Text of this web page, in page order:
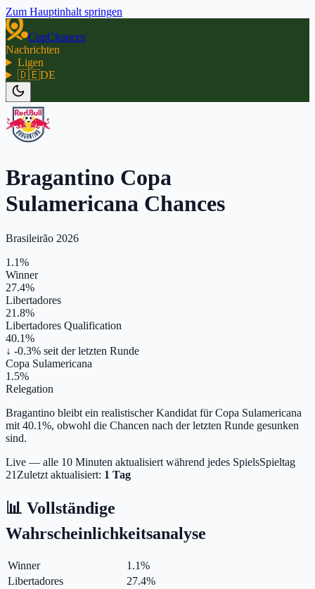
Zum Hauptinhalt springen
CupChances
Nachrichten
Ligen
🇩🇪DE
Bragantino Copa
Sulamericana Chances
Brasileirão 2026
1.1%
Winner
27.4%
Libertadores
21.8%
Libertadores Qualification
40.1%
↓ -0.3% seit der letzten Runde
Copa Sulamericana
1.5%
Relegation
Bragantino bleibt ein realistischer Kandidat für Copa Sulamericana
mit 40.1%, obwohl die Chancen nach der letzten Runde gesunken
sind.
Live — alle 10 Minuten aktualisiert während jedes SpielsSpieltag
21 Zuletzt aktualisiert: 1 Tag
📊 Vollständige
Wahrscheinlichkeitsanalyse
Winner 1.1%
Libertadores
27.4%